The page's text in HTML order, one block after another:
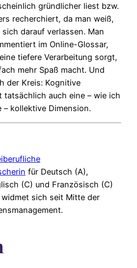
gründlicher liest bzw.
recherchiert, da man weiß,
darauf verlassen. Man
im Online-Glossar,
tiefere Verarbeitung sorgt,
mehr Spaß macht. Und
der Kreis: Kognitive
tatsächlich auch eine – wie ich
kollektive Dimension.
für Deutsch (A),
(C) und Französisch (C)
sich seit Mitte der